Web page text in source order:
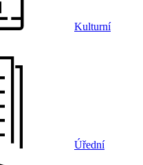
Kulturní
Úřední